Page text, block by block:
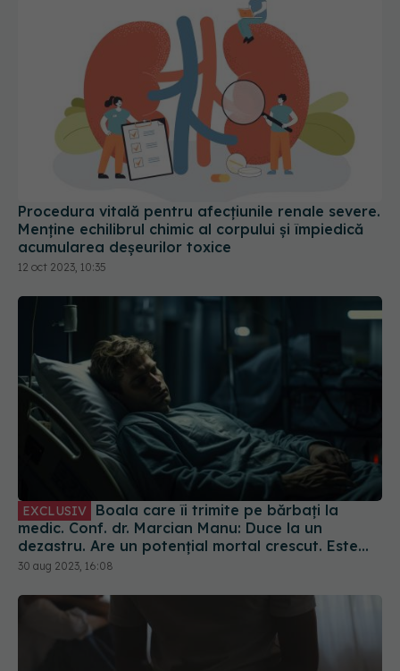
Procedura vitală pentru afecțiunile renale severe.
Menține echilibrul chimic al corpului și împiedică
acumularea deșeurilor toxice
12 oct 2023, 10:35
medic. Conf. dr. Marcian Manu: Duce la un
dezastru. Are un potențial mortal crescut. Este
zgomotoasă și violentă
30 aug 2023, 16:08